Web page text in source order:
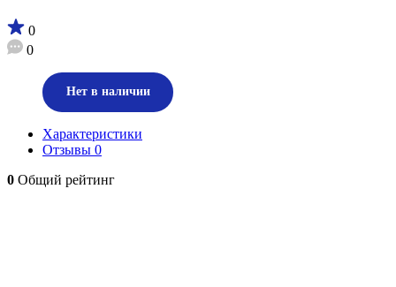
0
0
Нет в наличии
Характеристики
Отзывы 0
0 Общий рейтинг